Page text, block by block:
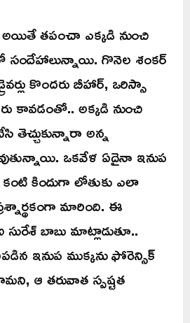
అయితే తపంచా ఎక్కడి నుంచి
సందేహాలున్నాయి. గొనెల శంకర్
కొందరు బీహార్, ఒరిస్సా
కావడంతో.. అక్కడి నుంచి
అన్న
ఒకవేళ ఏదైనా ఇనుప
కిందుగా లోతుకు ఎలా
మారింది. ఈ
బాబు మాట్లాడుతూ..
ఇనుప ముక్కను ఫోరెన్సిక్
ఆ తరువాత స్పష్టత